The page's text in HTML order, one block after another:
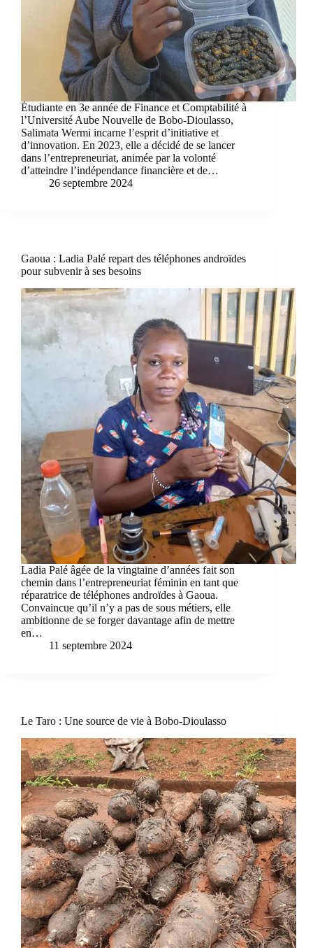
Étudiante en 3e année de Finance et Comptabilité à
l’Université Aube Nouvelle de Bobo-Dioulasso,
Salimata Wermi incarne l’esprit d’initiative et
d’innovation. En 2023, elle a décidé de se lancer
dans l’entrepreneuriat, animée par la volonté
d’atteindre l’indépendance financière et de…
26 septembre 2024
Gaoua : Ladia Palé repart des téléphones androïdes
pour subvenir à ses besoins
Ladia Palé âgée de la vingtaine d’années fait son
chemin dans l’entrepreneuriat féminin en tant que
réparatrice de téléphones androïdes à Gaoua.
Convaincue qu’il n’y a pas de sous métiers, elle
ambitionne de se forger davantage afin de mettre
en…
11 septembre 2024
Le Taro : Une source de vie à Bobo-Dioulasso